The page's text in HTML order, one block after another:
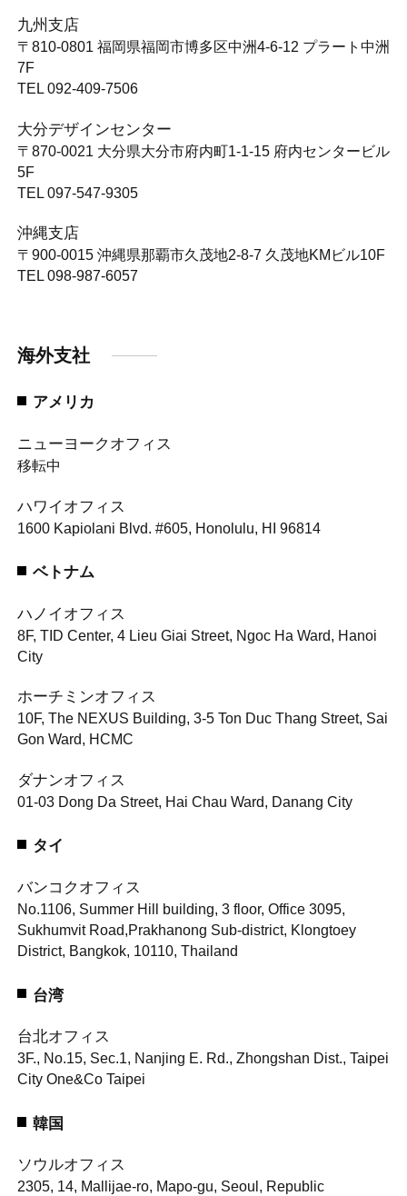
九州支店
〒810-0801 福岡県福岡市博多区中洲4-6-12 プラート中洲
7F
TEL 092-409-7506
大分デザインセンター
〒870-0021 大分県大分市府内町1-1-15 府内センタービル
5F
TEL 097-547-9305
沖縄支店
〒900-0015沖縄県那覇市久茂地2-8-7 久茂地KMビル10F
TEL 098-987-6057
海外支社
アメリカ
ニューヨークオフィス
移転中
ハワイオフィス
1600 Kapiolani Blvd. #605, Honolulu, HI 96814
ベトナム
ハノイオフィス
8F, TID Center, 4 Lieu Giai Street, Ngoc Ha Ward, Hanoi
City
ホーチミンオフィス
10F, The NEXUS Building, 3-5 Ton Duc Thang Street, Sai
Gon Ward, HCMC
ダナンオフィス
01-03 Dong Da Street, Hai Chau Ward, Danang City
タイ
バンコクオフィス
No.1106, Summer Hill building, 3 floor, Office 3095,
Sukhumvit Road,Prakhanong Sub-district, Klongtoey
District, Bangkok, 10110, Thailand
台湾
台北オフィス
3F., No.15, Sec.1, Nanjing E. Rd., Zhongshan Dist., Taipei
City One&Co Taipei
韓国
ソウルオフィス
2305, 14, Mallijae-ro, Mapo-gu, Seoul, Republic